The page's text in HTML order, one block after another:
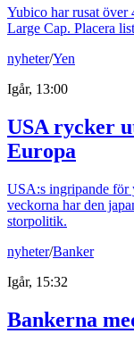
Yubico har rusat över
Large Cap. Placera
nyheter/Yen
Igår, 13:00
USA rycker
Europa
USA:s ingripande för
veckorna har den
storpolitik.
nyheter/Banker
Igår, 15:32
Bankerna